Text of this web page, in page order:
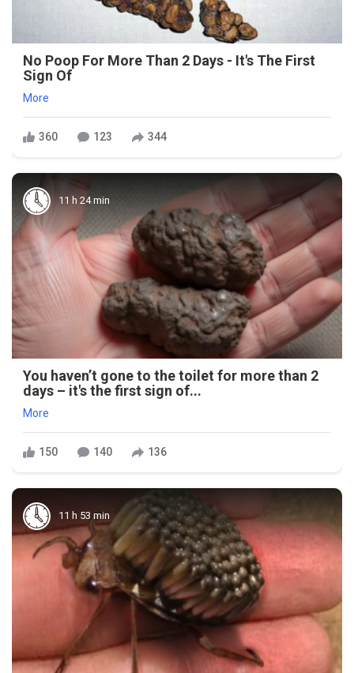
No Poop For More Than 2 Days - It's The First
Sign Of
More
360 123 344
11 h 24 min
You haven’t gone to the toilet for more than 2
days – it's the first sign of...
More
150 140 136
11 h 53 min